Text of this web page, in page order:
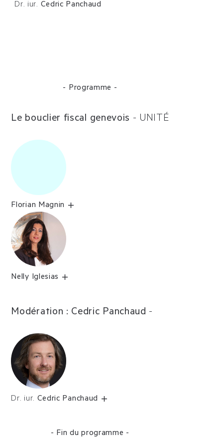
Dr. iur. Cedric Panchaud
- Programme -
Le bouclier fiscal genevois - UNITÉ
Florian Magnin
Nelly Iglesias
Modération : Cedric Panchaud -
Dr. iur. Cedric Panchaud
- Fin du programme -